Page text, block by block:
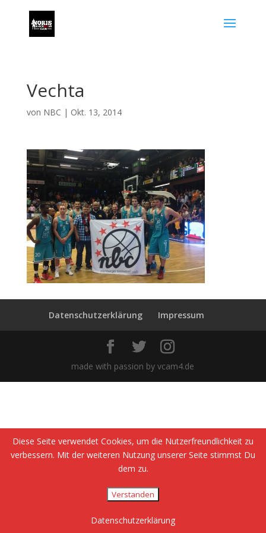
Vechta
von NBC | Okt. 13, 2014
Datenschutzerklärung Impressum
made with passion by vcam4.de
Diese Seite verwendet Cookies, um die Nutzerfreundlichkeit zu
verbessern. Mit der weiteren Nutzung unserer Seite stimmst Du
dem zu.
Verstanden
Datenschutzerklärung